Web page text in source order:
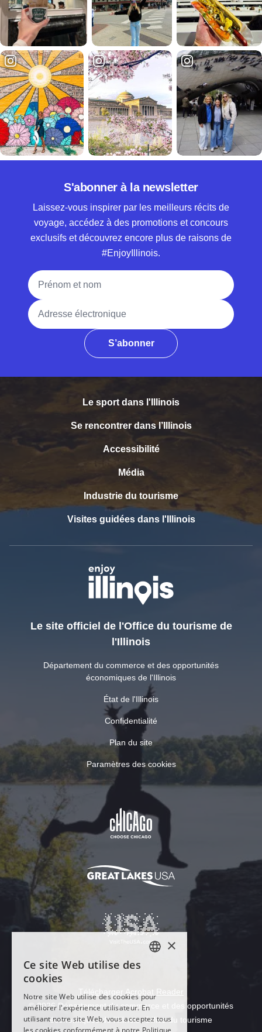
S'abonner à la newsletter
Laissez-vous inspirer par les meilleurs récits de
voyage, accédez à des promotions et concours
exclusifs et découvrez encore plus de raisons de
#EnjoyIllinois.
Nom complet
Adresse électronique
S’abonner
Le sport dans l'Illinois
Se rencontrer dans l’Illinois
Accessibilité
Média
Industrie du tourisme
Visites guidées dans l'Illinois
Le site officiel de l'Office du tourisme de
l'Illinois
Département du commerce et des opportunités
économiques de l'Illinois
État de l'Illinois
Confidentialité
Plan du site
Paramètres des cookies
Télécharger Acrobat Reader
© 2026 Département du commerce et des opportunités
économiques de l'Illinois, Office du tourisme